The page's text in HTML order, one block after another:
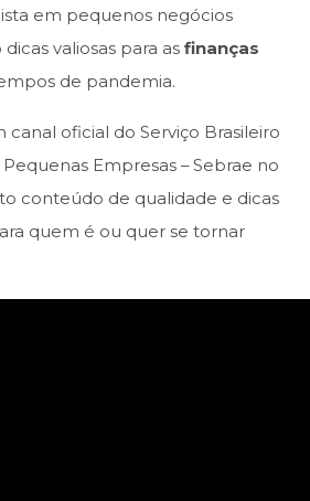
em pequenos negócios
valiosas para as finanças
de pandemia.
canal oficial do Serviço Brasileiro
Empresas – Sebrae no
conteúdo de qualidade e dicas
quem é ou quer se tornar